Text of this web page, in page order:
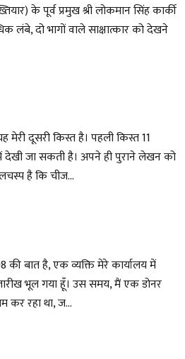
के पूर्व प्रमुख श्री लोकमान सिंह कार्की
लंबे, दो भागों वाले साक्षात्कार को देखने
मेरी दूसरी किस्त है। पहली किस्त 11
देखी जा सकती है। अपने ही पुराने लेखन को
है कि चीज...
की बात है, एक व्यक्ति मेरे कार्यालय में
भूल गया हूँ। उस समय, मैं एक डोनर
कर रहा था, ज...